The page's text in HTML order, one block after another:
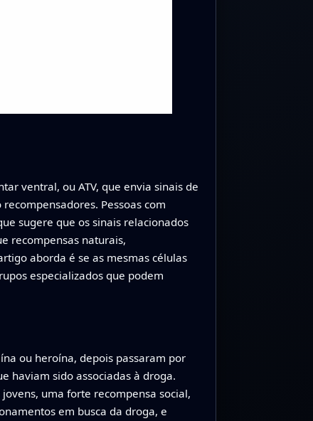
ventral, ou ATV, que envia sinais de
Pessoas com
sugere que os sinais relacionados
recompensas naturais,
aborda é se as mesmas células
especializados que podem
ou heroína, depois passaram por
haviam sido associadas à droga.
uma forte recompensa social,
em busca da droga, e